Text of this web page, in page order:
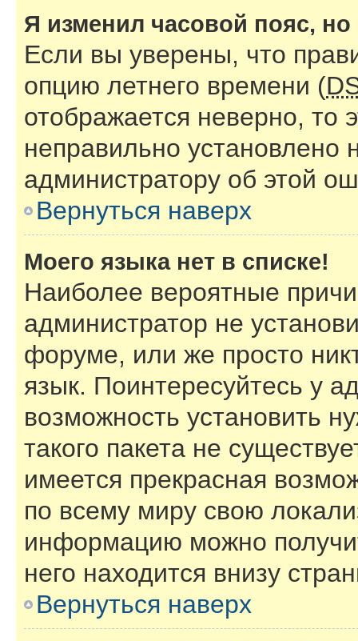
Я изменил часовой пояс,
Если вы уверены, что
опцию летнего времени (
отображается неверно, то
неправильно
администратору об этой
Вернуться наверх
Моего языка нет в списке!
Наиболее вероятные
администратор не
форуме, или же просто
язык. Поинтересуйтесь у
возможность установить
такого пакета не
имеется прекрасная
по всему миру свою
информацию можно
него находится внизу
Вернуться наверх